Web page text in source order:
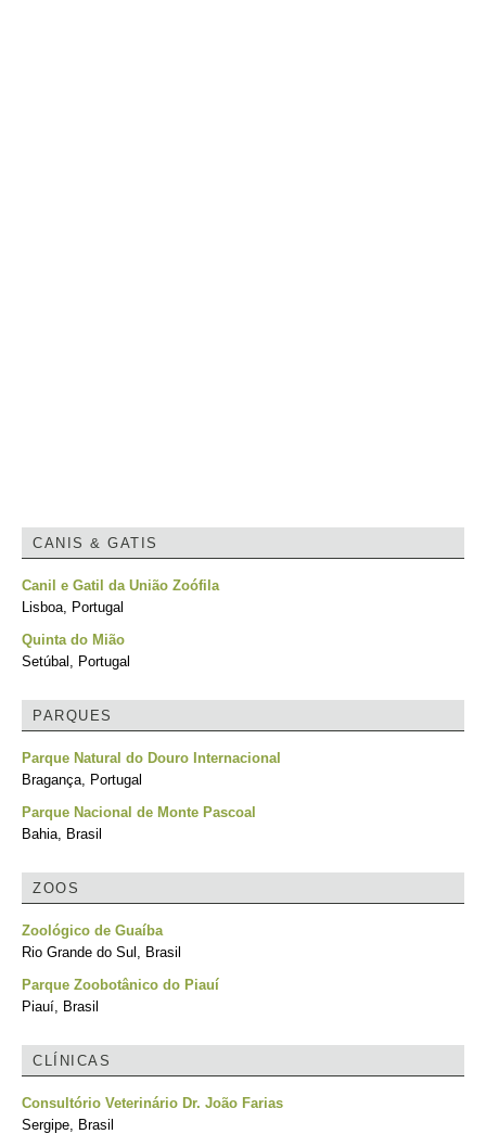
CANIS & GATIS
Canil e Gatil da União Zoófila
Lisboa, Portugal
Quinta do Mião
Setúbal, Portugal
PARQUES
Parque Natural do Douro Internacional
Bragança, Portugal
Parque Nacional de Monte Pascoal
Bahia, Brasil
ZOOS
Zoológico de Guaíba
Rio Grande do Sul, Brasil
Parque Zoobotânico do Piauí
Piauí, Brasil
CLÍNICAS
Consultório Veterinário Dr. João Farias
Sergipe, Brasil